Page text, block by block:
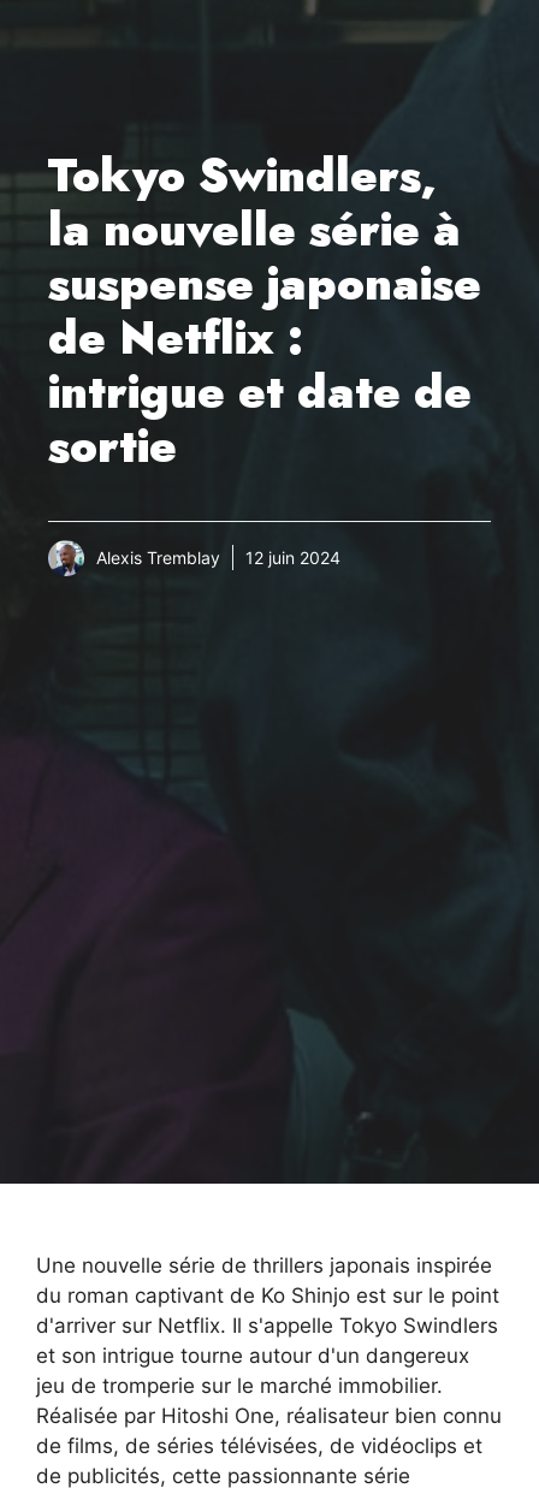
Tokyo Swindlers,
la nouvelle série à
suspense japonaise
de Netflix :
intrigue et date de
sortie
Alexis Tremblay 12 juin 2024
Une nouvelle série de thrillers japonais inspirée
du roman captivant de Ko Shinjo est sur le point
d'arriver sur Netflix. Il s'appelle Tokyo Swindlers
et son intrigue tourne autour d'un dangereux
jeu de tromperie sur le marché immobilier.
Réalisée par Hitoshi One, réalisateur bien connu
de films, de séries télévisées, de vidéoclips et
de publicités, cette passionnante série